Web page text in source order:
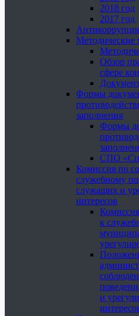
2018 год
2017 год
Методические
Обзор
сфере
Формы
заполнения
Формы
СПО
Комиссия по
служебному
служащих и
интересов
к
и